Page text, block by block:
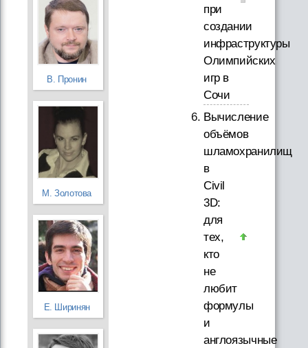
В. Пронин
М. Золотова
Е. Ширинян
при
создании
инфраструктуры
Олимпийских
игр в
Сочи
Вычисление
объёмов
шламохранилищ
в
Civil
3D:
для
тех,
кто
не
любит
формулы
и
англоязычные